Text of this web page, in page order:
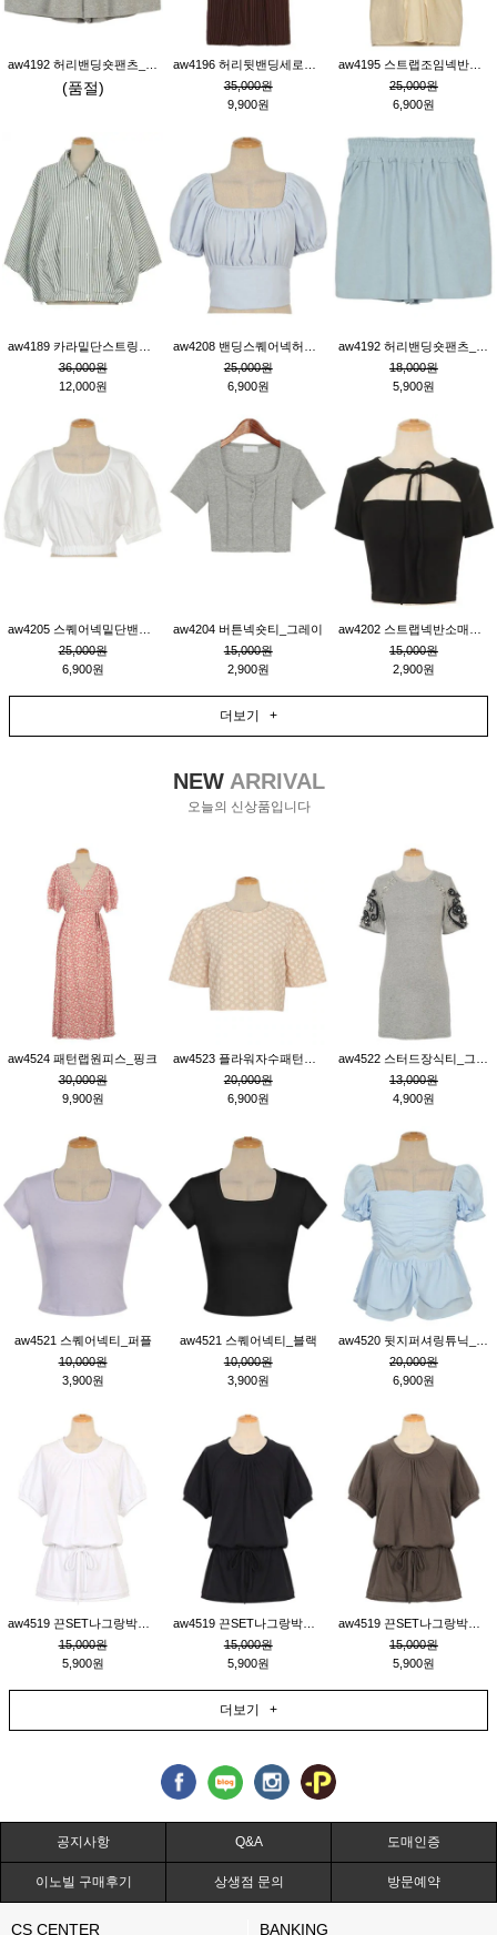
(품절)
35,000원
9,900원
25,000원
6,900원
36,000원
12,000원
25,000원
6,900원
18,000원
5,900원
25,000원
6,900원
aw4204 버튼넥숏티_그레이
15,000원
2,900원
15,000원
2,900원
더보기 +
NEWARRIVAL
오늘의 신상품입니다
aw4524 패턴랩원피스_핑크
30,000원
9,900원
20,000원
6,900원
13,000원
4,900원
aw4521 스퀘어넥티_퍼플
10,000원
3,900원
aw4521 스퀘어넥티_블랙
10,000원
3,900원
20,000원
6,900원
15,000원
5,900원
15,000원
5,900원
15,000원
5,900원
더보기 +
공지사항 Q&A 도매인증
이노빌 구매후기 상생점 문의 방문예약
CS CENTER BANKING